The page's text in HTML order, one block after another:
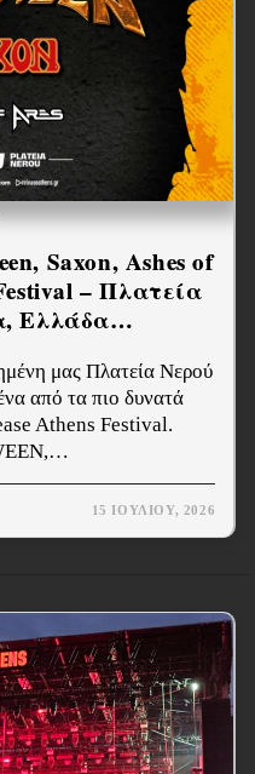
Saxon, Ashes of
– Πλατεία
Ελλάδα…
μας Πλατεία Νερού
από τα πιο δυνατά
Athens Festival.
15 ΙΟΥΛΊΟΥ, 2026